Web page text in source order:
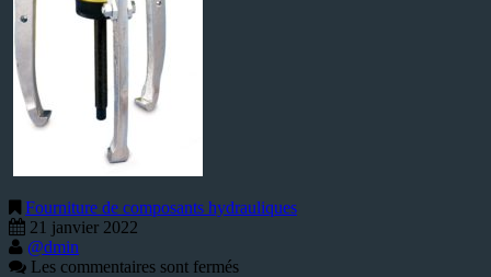
Fourniture de composants hydrauliques
21 janvier 2022
@dmin
Les commentaires sont fermés